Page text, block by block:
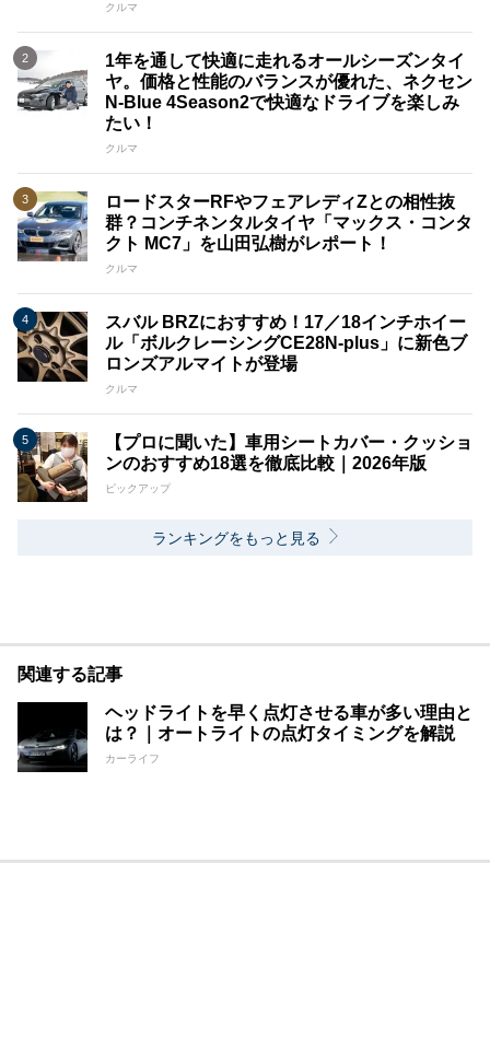
クルマ
1年を通して快適に走れるオールシーズンタイ
ヤ。価格と性能のバランスが優れた、ネクセン
N-Blue 4Season2で快適なドライブを楽しみ
たい！
クルマ
ロードスターRFやフェアレディZとの相性抜
群？コンチネンタルタイヤ「マックス・コンタ
クト MC7」を山田弘樹がレポート！
クルマ
スバル BRZにおすすめ！17／18インチホイー
ル「ボルクレーシングCE28N-plus」に新色ブ
ロンズアルマイトが登場
クルマ
【プロに聞いた】車用シートカバー・クッショ
ンのおすすめ18選を徹底比較｜2026年版
ピックアップ
ランキングをもっと見る
関連する記事
ヘッドライトを早く点灯させる車が多い理由と
は？｜オートライトの点灯タイミングを解説
カーライフ